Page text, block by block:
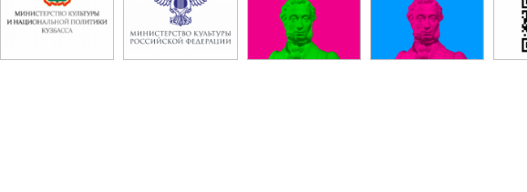
Областной конкурс
«Волшебный мир
кино»